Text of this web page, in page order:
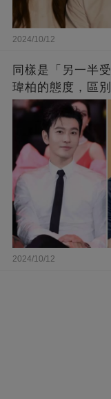
2024/10/12
同樣是「另一半
瑋柏的態度，區
2024/10/12